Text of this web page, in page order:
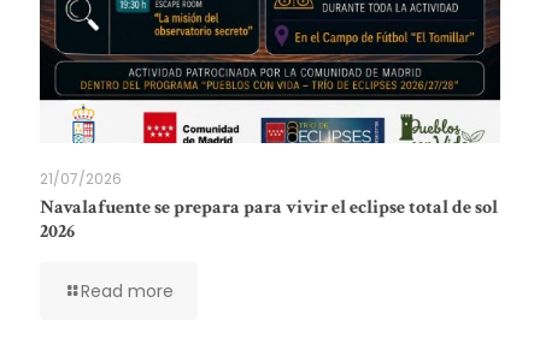
21/07/2026
Navalafuente se prepara para vivir el eclipse total de sol
2026
Read more